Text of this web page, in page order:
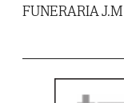
FUNERARIA